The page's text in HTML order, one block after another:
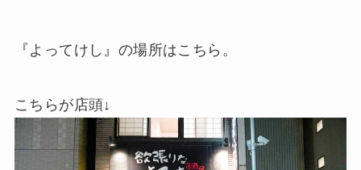
『よってけし』の場所はこちら。
こちらが店頭↓